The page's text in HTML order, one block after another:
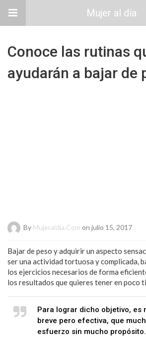
Mujer al día
Conoce las rutinas
ayudarán a bajar de
By Mujeraldia.com on julio 15, 2017
Bajar de peso y adquirir un aspecto
ser una actividad tortuosa y complicada,
los ejercicios necesarios de forma
los resultados que quieres tener en poco
Para lograr dicho objetivo, es
breve pero efectiva, que
esfuerzo sin mucho